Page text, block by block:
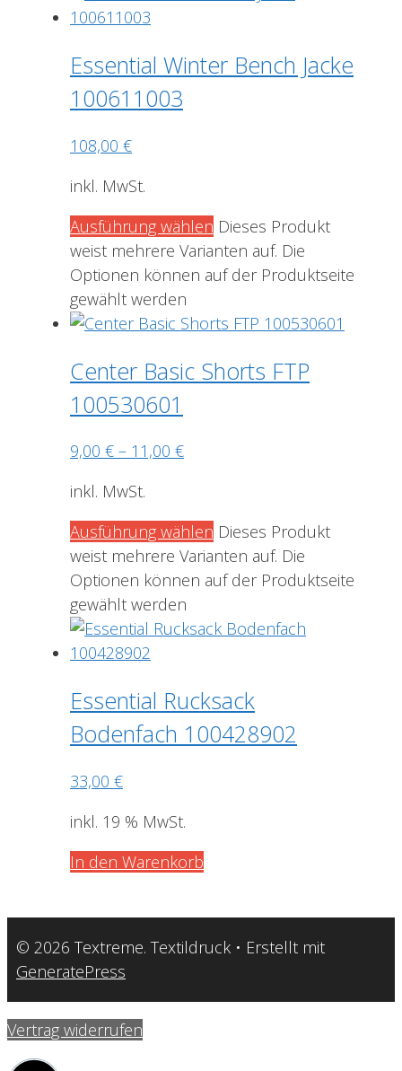
Essential Winter Bench Jacke
100611003
108,00 €
inkl. MwSt.
Ausführung wählen Dieses Produkt
weist mehrere Varianten auf. Die
Optionen können auf der Produktseite
gewählt werden
Center Basic Shorts FTP
100530601
9,00 € – 11,00 €
inkl. MwSt.
Ausführung wählen Dieses Produkt
weist mehrere Varianten auf. Die
Optionen können auf der Produktseite
gewählt werden
Essential Rucksack
Bodenfach 100428902
33,00 €
inkl. 19 % MwSt.
In den Warenkorb
© 2026 Textreme. Textildruck • Erstellt mit
GeneratePress
Vertrag widerrufen